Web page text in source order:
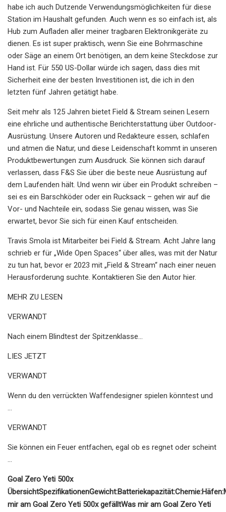
habe ich auch Dutzende Verwendungsmöglichkeiten für diese
Station im Haushalt gefunden. Auch wenn es so einfach ist, als
Hub zum Aufladen aller meiner tragbaren Elektronikgeräte zu
dienen. Es ist super praktisch, wenn Sie eine Bohrmaschine
oder Säge an einem Ort benötigen, an dem keine Steckdose zur
Hand ist. Für 550 US-Dollar würde ich sagen, dass dies mit
Sicherheit eine der besten Investitionen ist, die ich in den
letzten fünf Jahren getätigt habe.
Seit mehr als 125 Jahren bietet Field & Stream seinen Lesern
eine ehrliche und authentische Berichterstattung über Outdoor-
Ausrüstung. Unsere Autoren und Redakteure essen, schlafen
und atmen die Natur, und diese Leidenschaft kommt in unseren
Produktbewertungen zum Ausdruck. Sie können sich darauf
verlassen, dass F&S Sie über die beste neue Ausrüstung auf
dem Laufenden hält. Und wenn wir über ein Produkt schreiben –
sei es ein Barschköder oder ein Rucksack – gehen wir auf die
Vor- und Nachteile ein, sodass Sie genau wissen, was Sie
erwartet, bevor Sie sich für einen Kauf entscheiden.
Travis Smola ist Mitarbeiter bei Field & Stream. Acht Jahre lang
schrieb er für „Wide Open Spaces“ über alles, was mit der Natur
zu tun hat, bevor er 2023 mit „Field & Stream“ nach einer neuen
Herausforderung suchte. Kontaktieren Sie den Autor hier.
MEHR ZU LESEN
VERWANDT
Nach einem Blindtest der Spitzenklasse...
LIES JETZT
VERWANDT
Wenn du den verrückten Waffendesigner spielen könntest und
...
VERWANDT
Sie können ein Feuer entfachen, egal ob es regnet oder scheint
...
Goal Zero Yeti 500x
ÜbersichtSpezifikationenGewicht:Batteriekapazität:Chemie:Häfen:
mir am Goal Zero Yeti 500x gefälltWas mir am Goal Zero Yeti